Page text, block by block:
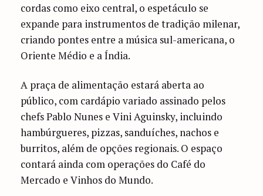
cordas como eixo central, o espetáculo se
expande para instrumentos de tradição milenar,
criando pontes entre a música sul-americana, o
Oriente Médio e a Índia.
A praça de alimentação estará aberta ao
público, com cardápio variado assinado pelos
chefs Pablo Nunes e Vini Aguinsky, incluindo
hambúrgueres, pizzas, sanduíches, nachos e
burritos, além de opções regionais. O espaço
contará ainda com operações do Café do
Mercado e Vinhos do Mundo.